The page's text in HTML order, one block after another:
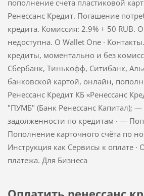
пополнение счета пластиковой
Ренессанс Кредит. Погашение
кредита. Комиссия: 2.9% + 50 RUB.
недоступна. О Wallet One ·
кредиты, моментально и без
Сбербанк, Тинькофф, Ситибанк,
банковской картой, онлайн,
Ренессанс Кредит КБ «Ренессанс
"ПУМБ" (Банк Ренессанс Капитал);
задолженности по кредитам · —
Пополнение карточного счёта по
Инструкция как Сервисы к оплате ·
платежа. Для Бизнеса